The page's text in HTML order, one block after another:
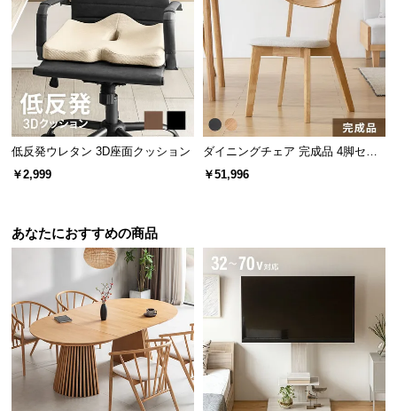
サ
ー
ト
お
知
ロ
グ
約20.7㎝ 約10.2㎝
5分で停止する自動OFF機能
低反発ウレタン 3D座面クッション
￥2,999
ダイニングチェア 完成品 4脚セッ
ト
￥51,996
あなたにおすすめの商品